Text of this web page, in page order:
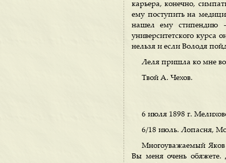
карьера, конечно,
ему поступить на
нашел ему стипендию
университетского курса
нельзя и если Володя
Леля пришла ко мне во
Твой А. Чехов.
6 июля 1898 г.
6/18 июль. Лопасня,
Многоуважаемый
Вы меня очень обяжете.